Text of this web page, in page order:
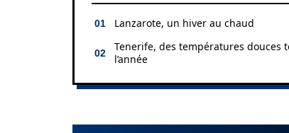
Lanzarote, un hiver au chaud
Tenerife, des températures douces
l’année